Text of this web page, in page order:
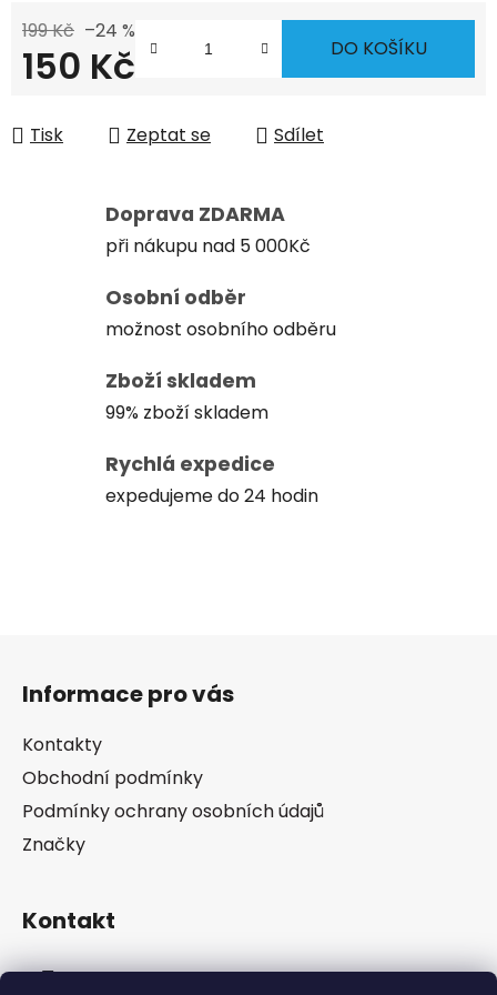
199 Kč –24 %
150 Kč DO KOŠÍKU
Tisk Zeptat se Sdílet
Doprava ZDARMA
při nákupu nad 5 000Kč
Osobní odběr
možnost osobního odběru
Zboží skladem
99% zboží skladem
Rychlá expedice
expedujeme do 24 hodin
Informace pro vás
Kontakty
Obchodní podmínky
Podmínky ochrany osobních údajů
Značky
Kontakt
info@pip-zevl.cz